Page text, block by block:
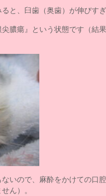
と、臼歯（奥歯）が伸びす
膿瘍』という状態です（結
いので、麻酔をかけての口
ん）。